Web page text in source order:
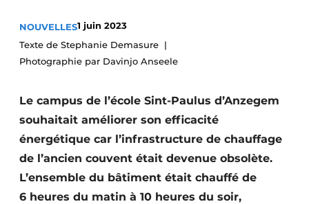
S’inscrire
Termes et conditions
NOUVELLES1 juin 2023
Texte de Stephanie Demasure
Photographie par Davinjo Anseele
Le campus de l’école Sint-Paulus d’Anzegem
souhaitait améliorer son efficacité
énergétique car l’infrastructure de chauffage
de l’ancien couvent était devenue obsolète.
L’ensemble du bâtiment était chauffé de
6 heures du matin à 10 heures du soir,